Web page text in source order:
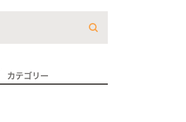
カテゴリー